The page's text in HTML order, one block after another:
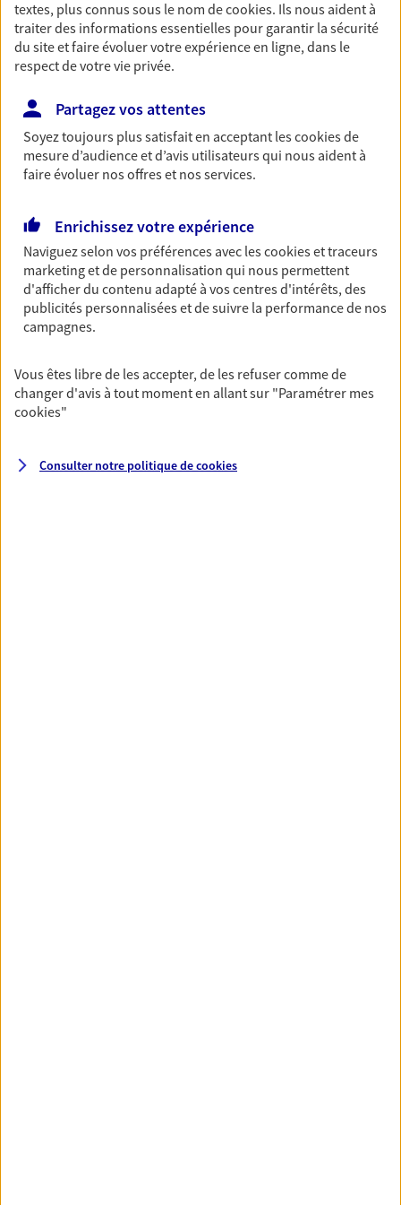
Découvrir les offres Épargne
Préparez sereinement ce nouveau chapitre de
votre vie avec les conseils d'un expert. Découvrez
notre solution PER (Plan Epargne Retraite)
spécialement conçue pour la retraite.
Prévoyance
Pour un avenir serein, assurez-vous avec notre
contrat prévoyance. Préservez vos proches en cas
d'accident ou de maladie en optant pour les
garanties incapacité temporaire totale de travail,
Découvrir l'offre Prévoyance
Couvrez vos dépenses de santé ainsi que celles de
textes, plus connus sous le nom decookies. Ils nous aident à
traiter des informations essentielles pour garantir la sécurité
du site et faire évoluer votre expérience en ligne, dans le
respect de votre vie privée.
Partagez vos attentes
Soyez toujours plus satisfait en acceptant lescookiesde
mesure d’audience et d’avis utilisateurs qui nous aident à
faire évoluer nos offres et nos services.
Enrichissez votre expérience
Naviguez selon vos préférences avec lescookies et traceurs
marketing et de personnalisation qui nous permettent
d'afficher du contenu adapté à vos centres d'intérêts, des
publicités personnalisées et de suivre la performance de nos
campagnes.
Vous êtes libre de les accepter, de les refuser comme de
changer d'avis à tout moment en allant sur "Paramétrer mes
cookies"
Consulter notre politique decookies